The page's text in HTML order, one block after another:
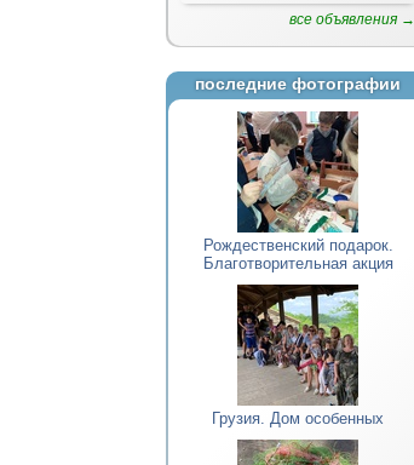
все объявления →
последние фотографии
Рождественский подарок.
Благотворительная акция
Грузия. Дом особенных